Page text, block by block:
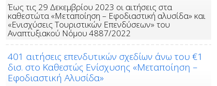
Έως τις 29 Δεκεμβρίου 2023 οι αιτήσεις στα
καθεστώτα «Μεταποίηση – Εφοδιαστική αλυσίδα» και
«Ενισχύσεις Τουριστικών Επενδύσεων» του
Αναπτυξιακού Νόμου 4887/2022
401 αιτήσεις επενδυτικών σχεδίων άνω του €1
δισ. στο Καθεστώς Ενίσχυσης «Μεταποίηση –
Εφοδιαστική Αλυσίδα»